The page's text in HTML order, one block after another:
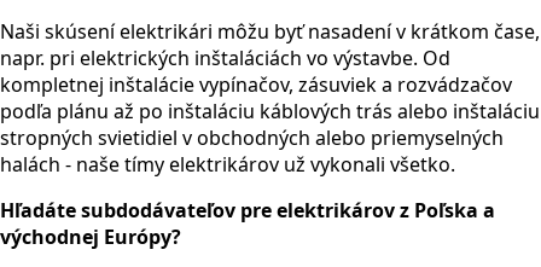
Naši skúsení elektrikári môžu byť nasadení v krátkom čase,
napr. pri elektrických inštaláciách vo výstavbe. Od
kompletnej inštalácie vypínačov, zásuviek a rozvádzačov
podľa plánu až po inštaláciu káblových trás alebo inštaláciu
stropných svietidiel v obchodných alebo priemyselných
halách - naše tímy elektrikárov už vykonali všetko.
Hľadáte subdodávateľov pre elektrikárov z Poľska a
východnej Európy?